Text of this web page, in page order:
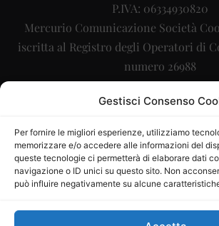
Gestisci Consenso
Per fornire le migliori esperienze, utilizziamo
memorizzare e/o accedere alle informazioni del
queste tecnologie ci permetterà di elaborare dati
navigazione o ID unici su questo sito. Non
può influire negativamente su alcune
P.IVA: 06334930820
Mercurio Comunicazione Società
iscritta al Registro degli Operatori di
numero 26988
Sito gestito daLa Digitale srl–